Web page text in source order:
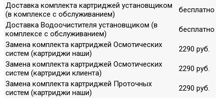
Доставка комплекта картриджей установщиком
(в комплексе с обслуживанием)
бесплатно
Доставка Водоочистителя установщиком (в
комплексе с обслуживанием)
бесплатно
Замена комплекта картриджей Осмотических
систем (картриджи наши)
2290 руб.
Замена комплекта картриджей Осмотических
систем (картриджи клиента)
2290 руб.
Замена комплекта картриджей Проточных
систем (картриджи наши)
2290 руб.